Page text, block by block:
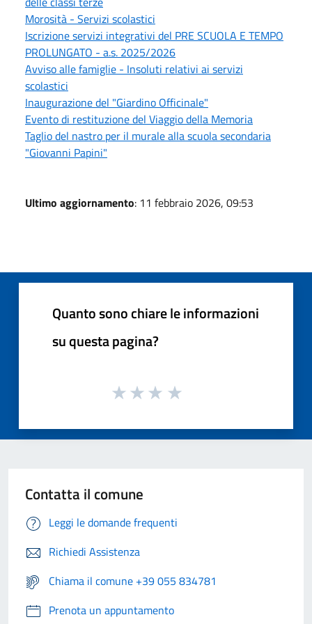
Morosità - Servizi scolastici
Iscrizione servizi integrativi del PRE SCUOLA E TEMPO
PROLUNGATO - a.s. 2025/2026
Avviso alle famiglie - Insoluti relativi ai servizi
scolastici
Inaugurazione del "Giardino Officinale"
Evento di restituzione del Viaggio della Memoria
Taglio del nastro per il murale alla scuola secondaria
"Giovanni Papini"
Ultimo aggiornamento: 11 febbraio 2026, 09:53
Quanto sono chiare le informazioni
su questa pagina?
Contatta il comune
Leggi le domande frequenti
Richiedi Assistenza
Chiama il comune +39 055 834781
Prenota un appuntamento